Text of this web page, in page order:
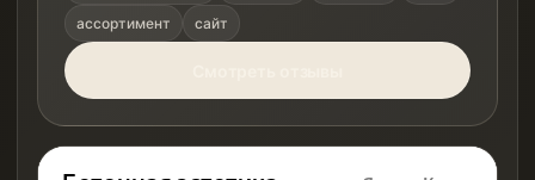
ассортимент сайт